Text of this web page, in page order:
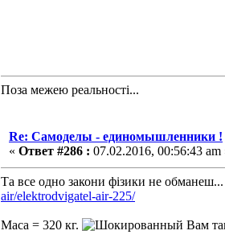
Поза межею реальностi...
Re: Самоделы - единомышленники !
« Ответ #286 : 07.02.2016, 00:56:43 am
Та все одно закони фізики не
air/elektrodvigatel-air-225/
Маса = 320 кг. Вам